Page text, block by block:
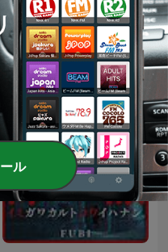
HILAKBOT PINOY HORROR
STORIES | The Podcast
ル